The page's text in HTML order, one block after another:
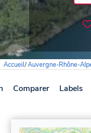
Accueil/Auvergne-Rhône-
Comparer Labels